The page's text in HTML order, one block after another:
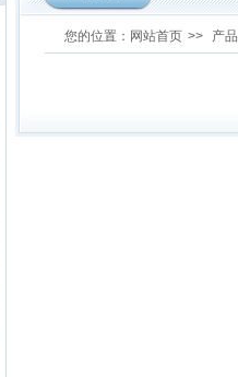
您的位置： 网站首页 >> 产